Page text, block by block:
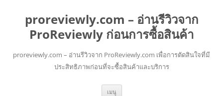
proreviewly.com – อ่านรีวิวจาก
ProReviewly ก่อนการซื้อสินค้า
proreviewly.com – อ่านรีวิวจาก ProReviewly.com เพื่อการตัดสินใจที่มี
ประสิทธิภาพก่อนที่จะซื้อสินค้าและบริการ
เมนู ข้าม